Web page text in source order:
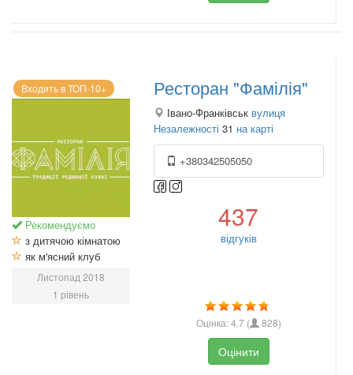
Входить в ТОП-10+
Рекомендуємо
з дитячою кімнатою
як м'ясний клуб
Листопад 2018
1 рівень
Ресторан "Фамілія"
Івано-Франківськ вулиця
Незалежності 31 на карті
+380342505050
437
відгуків
Оцінка:4.7 ( 828)
Оцінити